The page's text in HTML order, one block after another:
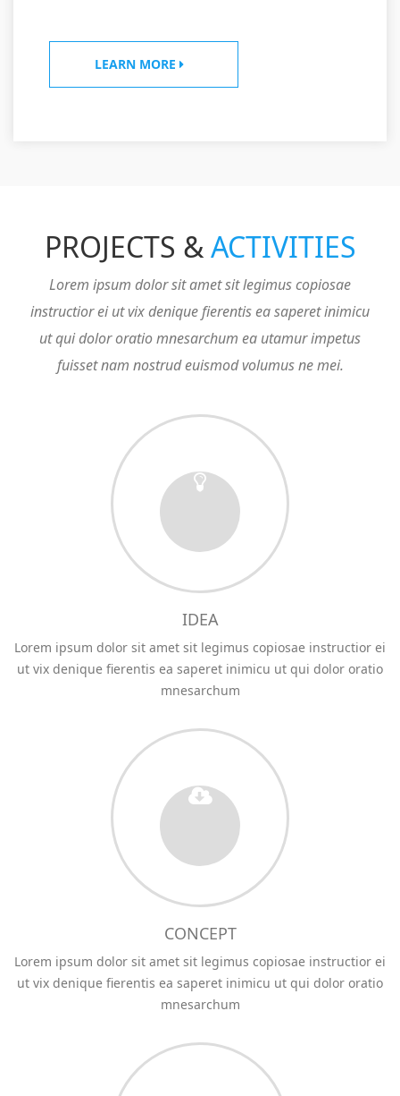
LEARN MORE
PROJECTS &ACTIVITIES
Lorem ipsum dolor sit amet sit legimus copiosae
instructior ei ut vix denique fierentis ea saperet inimicu
ut qui dolor oratio mnesarchum ea utamur impetus
fuisset nam nostrud euismod volumus ne mei.
IDEA
Lorem ipsum dolor sit amet sit legimus copiosae instructior ei
ut vix denique fierentis ea saperet inimicu ut qui dolor oratio
mnesarchum
CONCEPT
Lorem ipsum dolor sit amet sit legimus copiosae instructior ei
ut vix denique fierentis ea saperet inimicu ut qui dolor oratio
mnesarchum